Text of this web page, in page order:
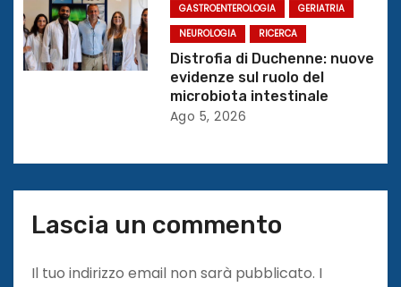
c
o
GASTROENTEROLOGIA
GERIATRIA
NEUROLOGIA
RICERCA
Distrofia di Duchenne: nuove
evidenze sul ruolo del
microbiota intestinale
Ago 5, 2026
Lascia un commento
Il tuo indirizzo email non sarà pubblicato. I